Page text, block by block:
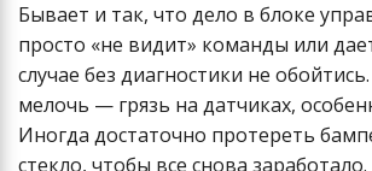
Бывает и так, что дело в блоке
просто «не видит» команды или
случае без диагностики не
мелочь — грязь на датчиках,
Иногда достаточно протереть
стекло, чтобы все снова заработало.